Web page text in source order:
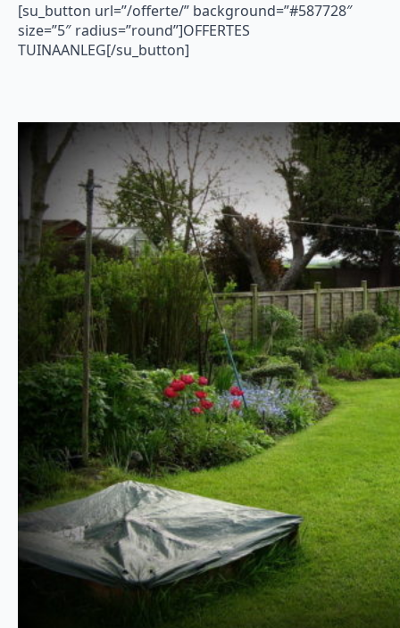
[su_button url=”/offerte/” background=”#587728″
size=”5″ radius=”round”]OFFERTES
TUINAANLEG[/su_button]